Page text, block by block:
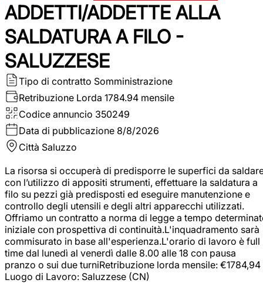
ADDETTI/ADDETTE ALLA
SALDATURA A FILO -
SALUZZESE
Tipo di contratto Somministrazione
Retribuzione Lorda 1784.94 mensile
Codice annuncio 350249
Data di pubblicazione 8/8/2026
Città Saluzzo
La risorsa si occuperà di predisporre le superfici da
con l’utilizzo di appositi strumenti, effettuare la saldatura a
filo su pezzi già predisposti ed eseguire manutenzione e
controllo degli utensili e degli altri apparecchi utilizzati.
Offriamo un contratto a norma di legge a tempo
iniziale con prospettiva di continuità.L'inquadramento sarà
commisurato in base all'esperienza.L'orario di lavoro è full
time dal lunedì al venerdì dalle 8.00 alle 18 con pausa
pranzo o sui due turniRetribuzione lorda mensile: €1784,94
Luogo di Lavoro: Saluzzese (CN)